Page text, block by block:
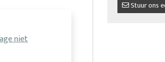
niet
Stuur ons